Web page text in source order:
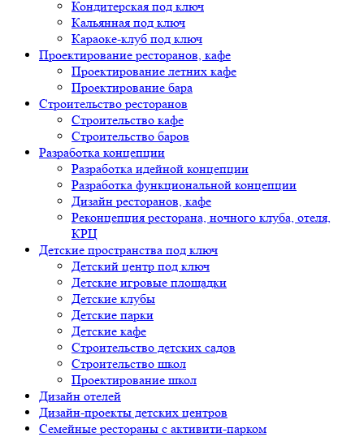
Кондитерская под ключ
Кальянная под ключ
Караоке-клуб под ключ
Проектирование ресторанов, кафе
Проектирование летних кафе
Проектирование бара
Строительство ресторанов
Строительство кафе
Строительство баров
Разработка концепции
Разработка идейной концепции
Разработка функциональной концепции
Дизайн ресторанов, кафе
Реконцепция ресторана, ночного клуба, отеля,
КРЦ
Детские пространства под ключ
Детский центр под ключ
Детские игровые площадки
Детские клубы
Детские парки
Детские кафе
Строительство детских садов
Строительство школ
Проектирование школ
Дизайн отелей
Дизайн-проекты детских центров
Семейные рестораны с активити-парком